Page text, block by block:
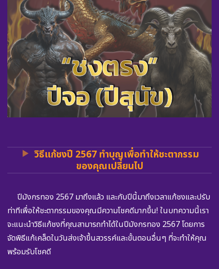
วิธีแก้ชงปี 2567 ทำบุญเพื่อทำให้ชะตากรรม
ของคุณเปลี่ยนไป
ปีมังกรทอง 2567 มาถึงแล้ว และกับปีนี้มาถึงเวลาแก้ชงและปรับ
ท่าทีเพื่อให้ชะตากรรมของคุณมีความโชคดีมากขึ้น! ในบทความนี้เรา
จะแนะนำวิธีแก้ชงที่คุณสามารถทำได้ในปีมังกรทอง 2567 โดยการ
จัดพิธีแก้เคล็ดในวันส่งเจ้าขึ้นสวรรค์และขั้นตอนอื่นๆ ที่จะทำให้คุณ
พร้อมรับโชคดี